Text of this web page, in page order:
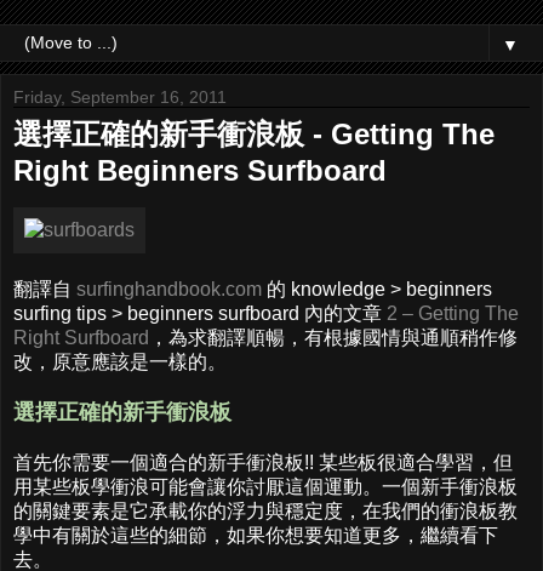
▼
Friday, September 16, 2011
選擇正確的新手衝浪板 - Getting The
Right Beginners Surfboard
翻譯自 surfinghandbook.com 的 knowledge > beginners
surfing tips > beginners surfboard 內的文章 2 – Getting The
Right Surfboard ，為求翻譯順暢，有根據國情與通順稍作修
改，原意應該是一樣的。
選擇正確的新手衝浪板
首先你需要一個適合的新手衝浪板!! 某些板很適合學習，但
用某些板學衝浪可能會讓你討厭這個運動。一個新手衝浪板
的關鍵要素是它承載你的浮力與穩定度，在我們的衝浪板教
學中有關於這些的細節，如果你想要知道更多，繼續看下
去。